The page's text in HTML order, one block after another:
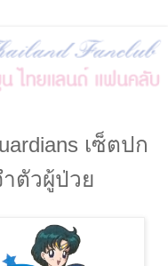
เซ็ตปก
ตัวผู้ป่วย